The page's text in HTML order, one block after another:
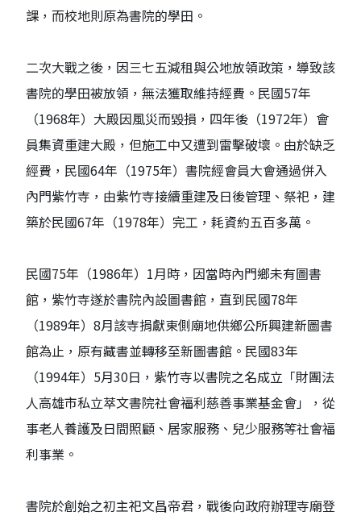
課，而校地則原為書院的學田。
二次大戰之後，因三七五減租與公地放領政策，導致該
書院的學田被放領，無法獲取維持經費。民國57年
（1968年）大殿因風災而毀損，四年後（1972年）會
員集資重建大殿，但施工中又遭到雷擊破壞。由於缺乏
經費，民國64年（1975年）書院經會員大會通過併入
內門紫竹寺，由紫竹寺接續重建及日後管理、祭祀，建
築於民國67年（1978年）完工，耗資約五百多萬。
民國75年（1986年）1月時，因當時內門鄉未有圖書
館，紫竹寺遂於書院內設圖書館，直到民國78年
（1989年）8月該寺捐獻東側廟地供鄉公所興建新圖書
館為止，原有藏書並轉移至新圖書館。民國83年
（1994年）5月30日，紫竹寺以書院之名成立「財團法
人高雄市私立萃文書院社會福利慈善事業基金會」，從
事老人養護及日間照顧、居家服務、兒少服務等社會福
利事業。
書院於創始之初主祀文昌帝君，戰後向政府辦理寺廟登